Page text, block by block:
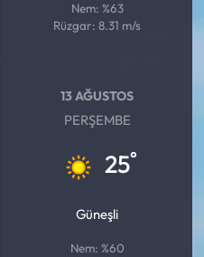
Nem: %63
Rüzgar: 8.31 m/s
13 AĞUSTOS
PERŞEMBE
25°
Güneşli
Nem: %60